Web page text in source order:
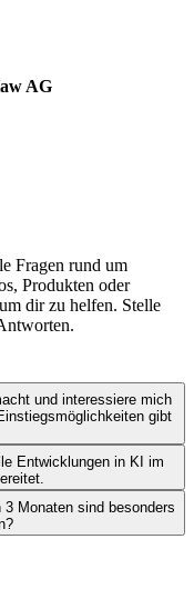
AG
Fragen rund um
Produkten oder
dir zu helfen. Stelle
gibt